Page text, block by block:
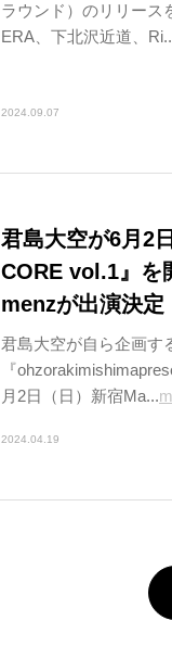
ラウンド）のリリース
ERA、下北沢近道、
2024.09.07
君島大空が6月2
CORE vol.1』を
menzが出演決定
君島大空が自ら企画す
『
月2日（日）新宿Ma...
2024.04.19